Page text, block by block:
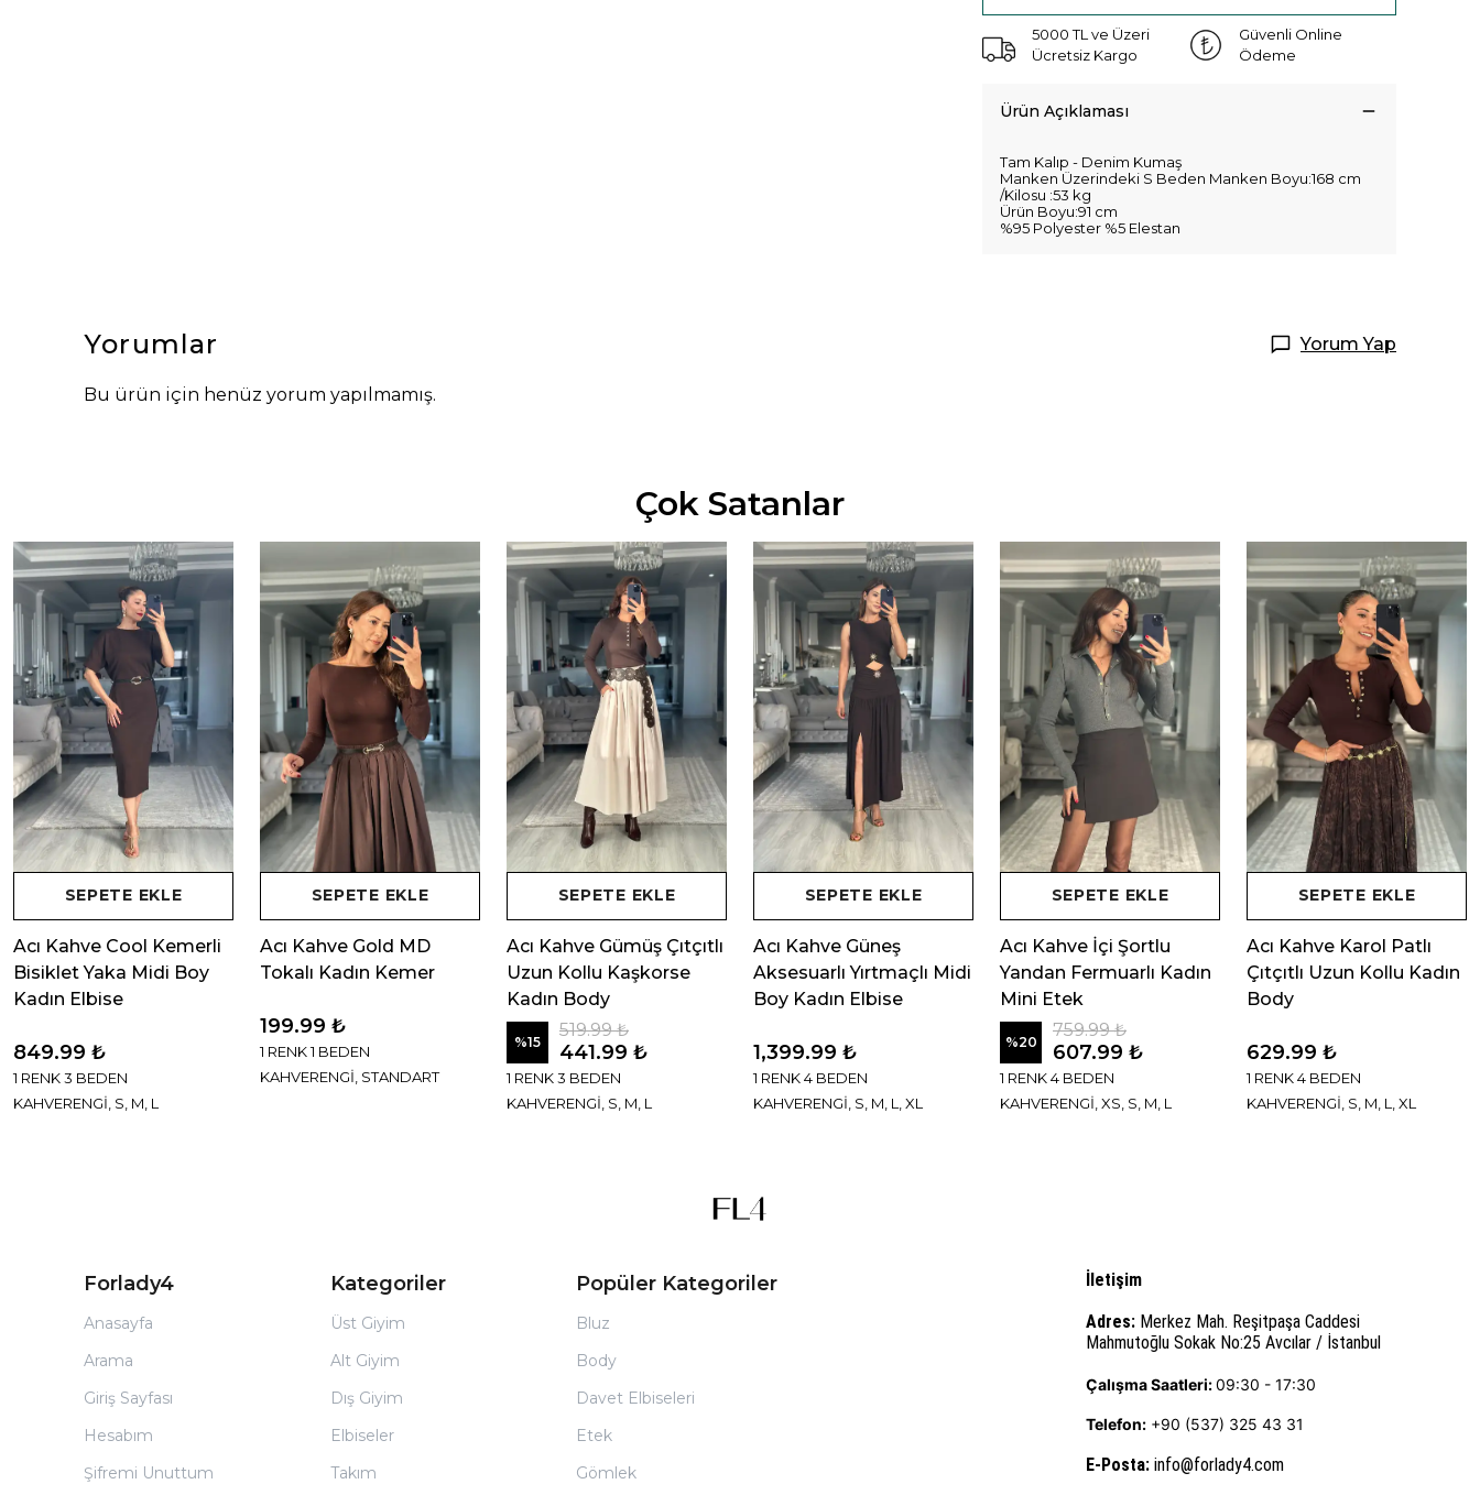
5000 TL ve Üzeri
Ücretsiz Kargo
Güvenli Online
Ödeme
Ürün Açıklaması
Tam Kalıp - Denim Kumaş
Manken Üzerindeki S Beden Manken Boyu:168 cm
/Kilosu :53 kg
Ürün Boyu:91 cm
%95 Polyester %5 Elestan
Yorumlar Yorum Yap
Bu ürün için henüz yorum yapılmamış.
Çok Satanlar
SEPETE EKLE
Acı Kahve Cool Kemerli
Bisiklet Yaka Midi Boy
Kadın Elbise
849.99 ₺
1 RENK 3 BEDEN
KAHVERENGİ, S, M, L
SEPETE EKLE
Acı Kahve Gold MD
Tokalı Kadın Kemer
199.99 ₺
1 RENK 1 BEDEN
KAHVERENGİ, STANDART
SEPETE EKLE
Acı Kahve Gümüş Çıtçıtlı
Uzun Kollu Kaşkorse
Kadın Body
%15
519.99 ₺
441.99 ₺
1 RENK 3 BEDEN
KAHVERENGİ, S, M, L
SEPETE EKLE
Acı Kahve Güneş
Aksesuarlı Yırtmaçlı Midi
Boy Kadın Elbise
1,399.99 ₺
1 RENK 4 BEDEN
KAHVERENGİ, S, M, L, XL
SEPETE EKLE
Acı Kahve İçi Şortlu
Yandan Fermuarlı Kadın
Mini Etek
%20
759.99 ₺
607.99 ₺
1 RENK 4 BEDEN
KAHVERENGİ, XS, S, M, L
SEPETE EKLE
Acı Kahve Karol Patlı
Çıtçıtlı Uzun Kollu Kadın
Body
629.99 ₺
1 RENK 4 BEDEN
KAHVERENGİ, S, M, L, XL
Forlady4
Anasayfa
Arama
Giriş Sayfası
Hesabım
Şifremi Unuttum
Kategoriler
Üst Giyim
Alt Giyim
Dış Giyim
Elbiseler
Takım
Popüler Kategoriler
Bluz
Body
Davet Elbiseleri
Etek
Gömlek
İletişim
Adres: Merkez Mah. Reşitpaşa Caddesi
Mahmutoğlu Sokak No:25 Avcılar / İstanbul
Çalışma Saatleri:09:30 - 17:30
Telefon: +90 (537) 325 43 31
E-Posta: info@forlady4.com